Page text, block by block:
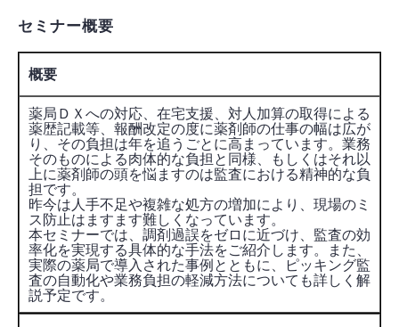
セミナー概要
概要
薬局ＤＸへの対応、在宅支援、対人加算の取得による
薬歴記載等、報酬改定の度に薬剤師の仕事の幅は広が
り、その負担は年を追うごとに高まっています。業務
そのものによる肉体的な負担と同様、もしくはそれ以
上に薬剤師の頭を悩ますのは監査における精神的な負
担です。
昨今は人手不足や複雑な処方の増加により、現場のミ
ス防止はますます難しくなっています。
本セミナーでは、調剤過誤をゼロに近づけ、監査の効
率化を実現する具体的な手法をご紹介します。また、
実際の薬局で導入された事例とともに、ピッキング監
査の自動化や業務負担の軽減方法についても詳しく解
説予定です。